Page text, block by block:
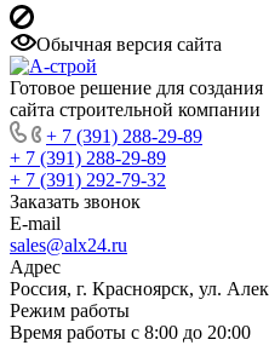
Обычная версия сайта
Готовое решение для создания
сайта строительной компании
+ 7 (391) 288-29-89
+ 7 (391) 288-29-89
+ 7 (391) 292-79-32
Заказать звонок
E-mail
sales@alx24.ru
Адрес
Россия, г. Красноярск, ул.
Режим работы
Время работы с 8:00 до 20:00